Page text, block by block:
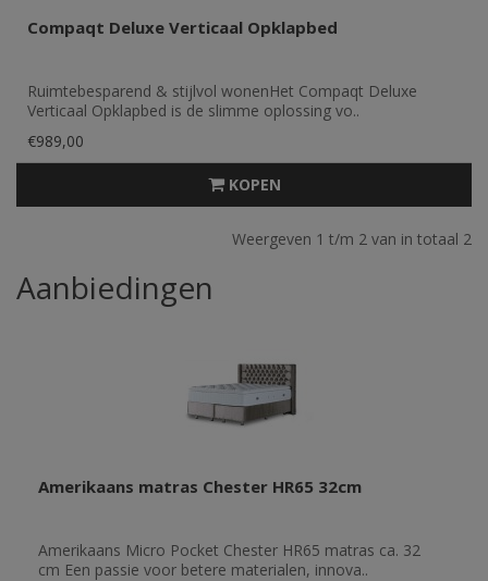
Compaqt Deluxe Verticaal Opklapbed
Ruimtebesparend & stijlvol wonenHet Compaqt Deluxe
Verticaal Opklapbed is de slimme oplossing vo..
€989,00
KOPEN
Weergeven 1 t/m 2 van in totaal 2
Aanbiedingen
Amerikaans matras Chester HR65 32cm
Amerikaans Micro Pocket Chester HR65 matras ca. 32
cm Een passie voor betere materialen, innova..